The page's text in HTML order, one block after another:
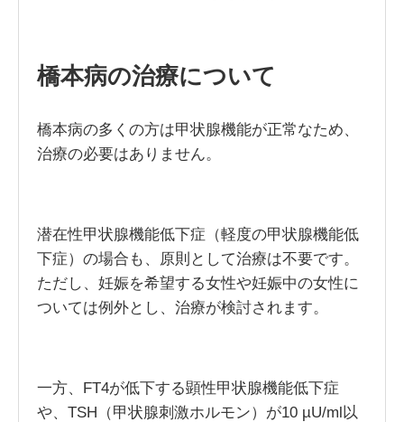
橋本病の治療について
橋本病の多くの方は甲状腺機能が正常なため、
治療の必要はありません。
潜在性甲状腺機能低下症（軽度の甲状腺機能低
下症）の場合も、原則として治療は不要です。
ただし、妊娠を希望する女性や妊娠中の女性に
ついては例外とし、治療が検討されます。
一方、FT4が低下する顕性甲状腺機能低下症
や、TSH（甲状腺刺激ホルモン）が10 µU/ml以